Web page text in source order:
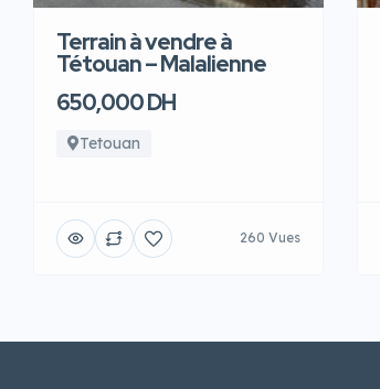
Terrain à vendre à
Tétouan – Malalienne
650,000 DH
Tetouan
260 Vues